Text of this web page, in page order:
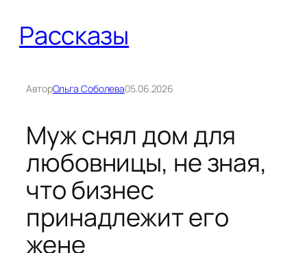
содержимому
Рассказы
АвторОльга Соболева05.06.2026
Муж снял дом для
любовницы, не зная,
что бизнес
принадлежит его
жене